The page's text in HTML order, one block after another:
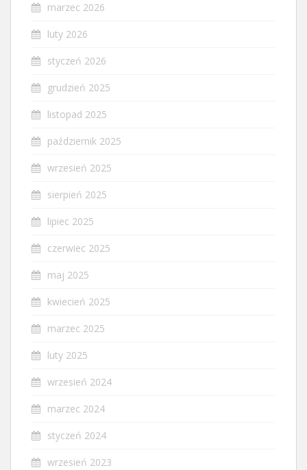
marzec 2026
luty 2026
styczeń 2026
grudzień 2025
listopad 2025
październik 2025
wrzesień 2025
sierpień 2025
lipiec 2025
czerwiec 2025
maj 2025
kwiecień 2025
marzec 2025
luty 2025
wrzesień 2024
marzec 2024
styczeń 2024
wrzesień 2023